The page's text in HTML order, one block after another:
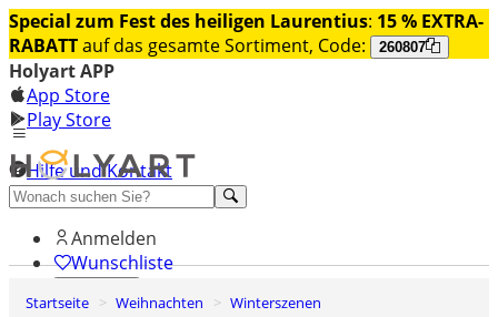
Special zum Fest des heiligen Laurentius: 15 % EXTRA-
RABATTauf das gesamte Sortiment, Code: 260807
Holyart APP
App Store
Play Store
Hilfe und Kontakt
Entdecken Sie Premium
Anmelden
Wunschliste
0
Startseite Weihnachten
Winterszenen